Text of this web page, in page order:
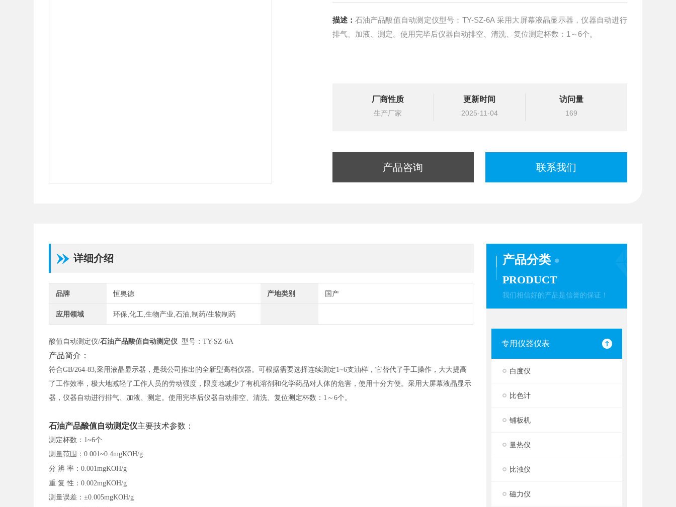
描述： 石油产品酸值自动测定仪型号：TY-SZ-6A 采用大屏幕液晶显示器，仪器自动进行
排气、加液、测定。使用完毕后仪器自动排空、清洗、复位测定杯数：1～6个。
厂商性质
生产厂家
更新时间
2025-11-04
访问量
169
产品咨询 联系我们
产品分类
PRODUCT
我们相信好的产品是信誉的保证！
专用仪器仪表
白度仪
比色计
铺板机
量热仪
比浊仪
磁力仪
详细介绍
品牌 恒奥德 产地类别 国产
应用领域 环保,化工,生物产业,石油,制药/生物制药
酸值自动测定仪/石油产品酸值自动测定仪 型号：TY-SZ-6A
产品简介：
符合GB/264-83,采用液晶显示器，是我公司推出的全新型高档仪器。可根据需要选择连续测定1~6支油样，它替代了手工操作，大大提高
了工作效率，极大地减轻了工作人员的劳动强度，限度地减少了有机溶剂和化学药品对人体的危害，使用十分方便。采用大屏幕液晶显示
器，仪器自动进行排气、加液、测定。使用完毕后仪器自动排空、清洗、复位测定杯数：1～6个。
石油产品酸值自动测定仪主要技术参数：
测定杯数： 1~6个
测量范围：0.001~0.4mgKOH/g
分 辨 率：0.001mgKOH/g
重 复 性：0.002mgKOH/g
测量误差：±0.005mgKOH/g